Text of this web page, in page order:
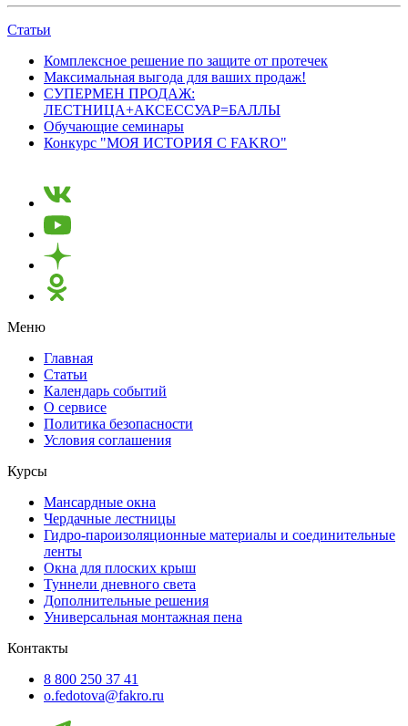
Статьи
Комплексное решение по защите от протечек
Максимальная выгода для ваших продаж!
СУПЕРМЕН ПРОДАЖ:
ЛЕСТНИЦА+АКСЕССУАР=БАЛЛЫ
Обучающие семинары
Конкурс "МОЯ ИСТОРИЯ С FAKRO"
Меню
Главная
Статьи
Календарь событий
О сервисе
Политика безопасности
Условия соглашения
Курсы
Мансардные окна
Чердачные лестницы
Гидро-пароизоляционные материалы и соединительные
ленты
Окна для плоских крыш
Туннели дневного света
Дополнительные решения
Универсальная монтажная пена
Контакты
8 800 250 37 41
o.fedotova@fakro.ru